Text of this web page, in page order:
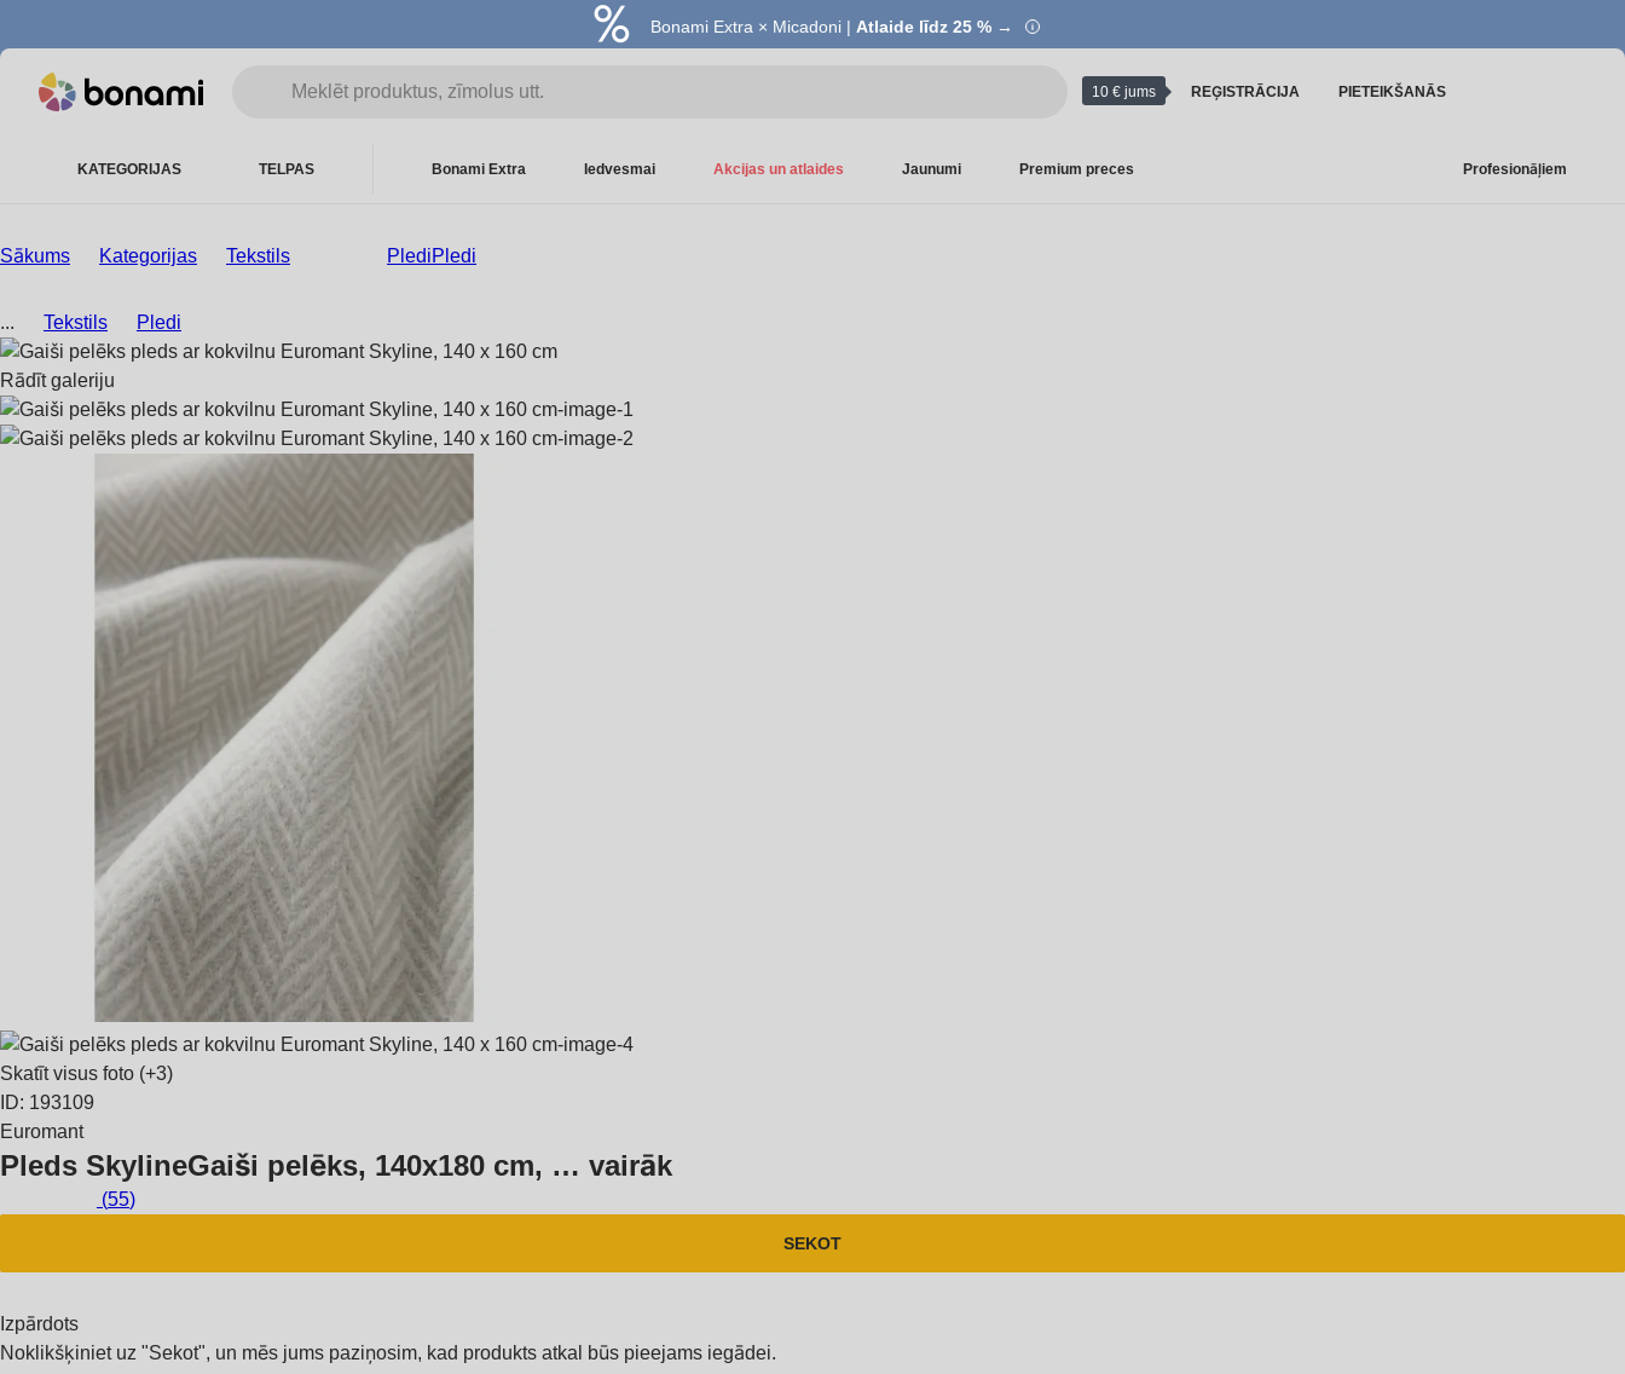
Bonami Extra × Micadoni | Atlaide līdz 25 % →
10 € jums REĢISTRĀCIJA PIETEIKŠANĀS
KATEGORIJAS TELPAS Bonami Extra Iedvesmai Akcijas un atlaides Jaunumi Premium preces Profesionāļiem
Sākums Kategorijas Tekstils PlediPledi
... Tekstils Pledi
Rādīt galeriju
Skatīt visus foto (+3)
ID: 193109
Euromant
Pleds SkylineGaiši pelēks, 140x180 cm, … vairāk
(55)
SEKOT
Izpārdots
Noklikšķiniet uz "Sekot", un mēs jums paziņosim, kad produkts atkal būs pieejams iegādei.